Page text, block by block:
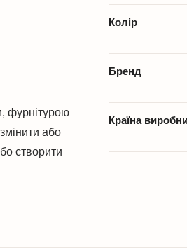
фурнітурою
або
створити
Колір
Бренд
Країна